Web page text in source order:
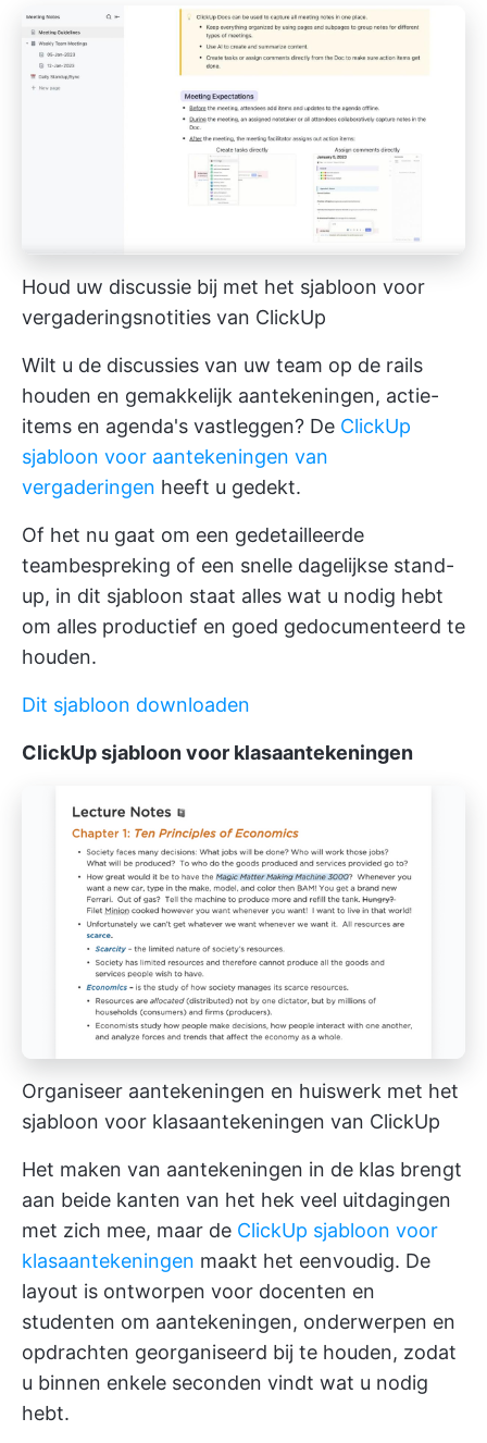
Houd uw discussie bij met het sjabloon voor
vergaderingsnotities van ClickUp
Wilt u de discussies van uw team op de rails
houden en gemakkelijk aantekeningen, actie-
items en agenda's vastleggen? De ClickUp
sjabloon voor aantekeningen van
vergaderingen heeft u gedekt.
Of het nu gaat om een gedetailleerde
teambespreking of een snelle dagelijkse stand-
up, in dit sjabloon staat alles wat u nodig hebt
om alles productief en goed gedocumenteerd te
houden.
Dit sjabloon downloaden
ClickUp sjabloon voor klasaantekeningen
Organiseer aantekeningen en huiswerk met het
sjabloon voor klasaantekeningen van ClickUp
Het maken van aantekeningen in de klas brengt
aan beide kanten van het hek veel uitdagingen
met zich mee, maar de ClickUp sjabloon voor
klasaantekeningen maakt het eenvoudig. De
layout is ontworpen voor docenten en
studenten om aantekeningen, onderwerpen en
opdrachten georganiseerd bij te houden, zodat
u binnen enkele seconden vindt wat u nodig
hebt.